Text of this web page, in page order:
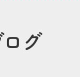
グ